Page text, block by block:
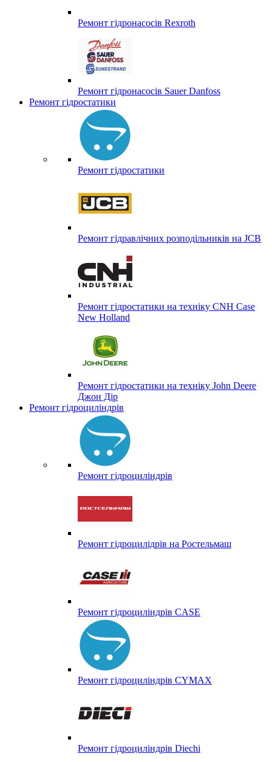
Ремонт гідронасосів Rexroth
Ремонт гідронасосів Sauer Danfoss
Ремонт гідростатики
Ремонт гідростатики
Ремонт гідравлічних розподільників на JCB
Ремонт гідростатики на техніку CNH Case
New Holland
Ремонт гідростатики на техніку John Deere
Джон Дір
Ремонт гідроциліндрів
Ремонт гідроциліндрів
Ремонт гідроцилідрів на Ростельмаш
Ремонт гідроциліндрів CASE
Ремонт гідроциліндрів CYMAX
Ремонт гідроциліндрів Diechi